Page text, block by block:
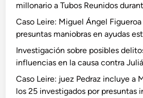
millonario a Tubos Reunidos
Caso Leire: Miguel Ángel
presuntas maniobras en ayudas
Investigación sobre posibles
influencias en la causa contra
Caso Leire: juez Pedraz incluye a
los 25 investigados por presuntas